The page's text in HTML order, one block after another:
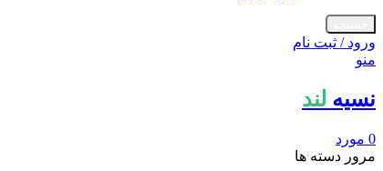
ورود / ثبت نام
منو
نسیه لند
0 مورد
مرور دسته ها